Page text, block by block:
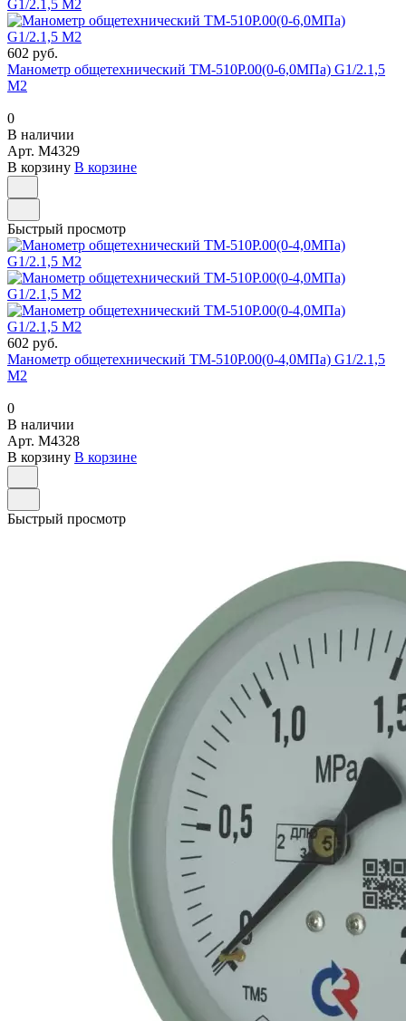
602 руб.
Манометр общетехнический ТМ-510Р.00(0-6,0МПа) G1/2.1,5
М2
0
В наличии
Арт. M4329
В корзину В корзине
Быстрый просмотр
602 руб.
Манометр общетехнический ТМ-510Р.00(0-4,0МПа) G1/2.1,5
М2
0
В наличии
Арт. M4328
В корзину В корзине
Быстрый просмотр